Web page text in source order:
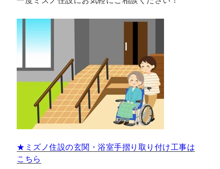
★ミズノ住設の玄関・浴室手摺り取り付け工事は
こちら